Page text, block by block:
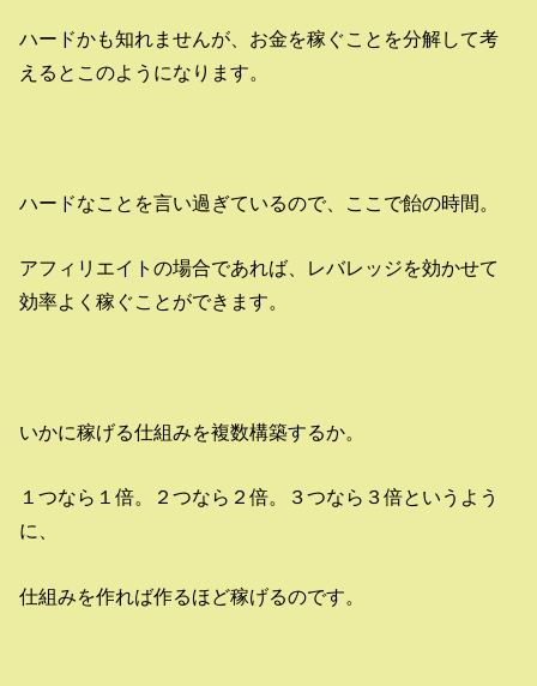
ハードかも知れませんが、お金を稼ぐことを分解して考
えるとこのようになります。
ハードなことを言い過ぎているので、ここで飴の時間。
アフィリエイトの場合であれば、レバレッジを効かせて
効率よく稼ぐことができます。
いかに稼げる仕組みを複数構築するか。
１つなら１倍。２つなら２倍。３つなら３倍というよう
に、
仕組みを作れば作るほど稼げるのです。